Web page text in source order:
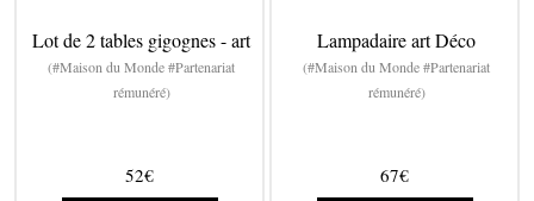
Lot de 2 tables gigognes - art
(#Maison du Monde #Partenariat
rémunéré)
52€
Lampadaire art Déco
(#Maison du Monde #Partenariat
rémunéré)
67€